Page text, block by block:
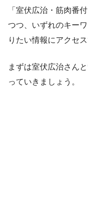
「室伏広治・筋肉番
つつ、いずれのキー
りたい情報にアクセ
まずは室伏広治さん
っていきましょう。